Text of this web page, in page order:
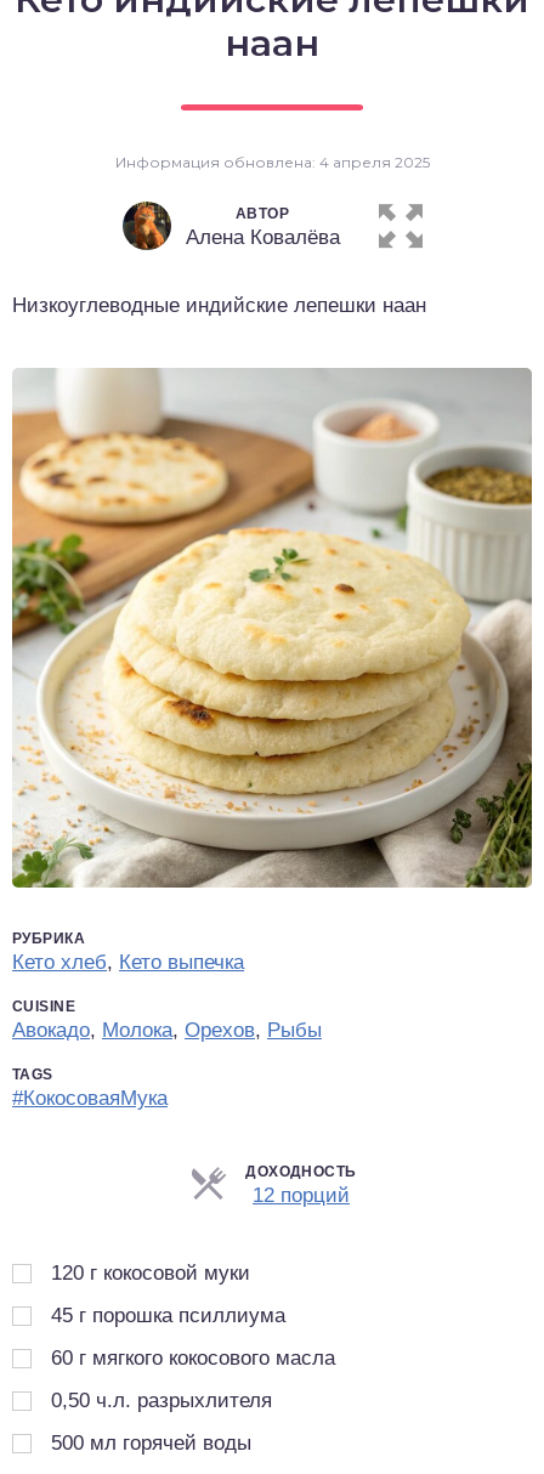
наан
Информация обновлена: 4 апреля 2025
АВТОР
Алена Ковалёва
Низкоуглеводные индийские лепешки наан
РУБРИКА
Кето хлеб, Кето выпечка
CUISINE
Авокадо, Молока, Орехов, Рыбы
TAGS
#КокосоваяМука
ДОХОДНОСТЬ
12 порций
120 г кокосовой муки
45 г порошка псиллиума
60 г мягкого кокосового масла
0,50 ч.л. разрыхлителя
500 мл горячей воды